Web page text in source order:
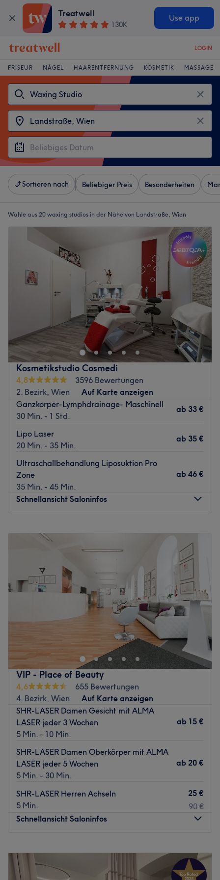
Treatwell
130K
Use app
LOGIN
FRISEUR NÄGEL HAARENTFERNUNG KOSMETIK MASSAGE
Sortieren nach Beliebiger Preis Besonderheiten
Wähle aus 20 waxing studios in der Nähe von Landstraße, Wien
Kosmetikstudio Cosmedi
4,8
3596 Bewertungen
2. Bezirk, Wien
Auf Karte anzeigen
Ganzkörper-Lymphdrainage- Maschinell
30 Min. - 1 Std.
ab 33 €
Lipo Laser
20 Min. - 35 Min.
ab 35 €
Ultraschallbehandlung Liposuktion Pro
Zone
35 Min. - 45 Min.
ab 46 €
Schnellansicht Saloninfos
Dienstag
19:00
19:00
Freitag
10:00
19:00
Samstag
09:00
19:00
10:00–20:00
Augenaufschlag à la Hollywood Stars? Oder seidig
glatte Haut? Dann sind Sie im Kosmetikstudio Cosmedi in
Wien genau richtig. Hier erhalten Sie professionelle
Wimpernverlängerungen und Haarentfernung mittels
Warmwachs.
Im 2. Bezirk werden Sie in einem freundlichen Ambiente
von dem qualifizierten Mitarbeiterteam empfangen. Eine
Wimpernverlängerung verleiht Ihrem Gesicht intensive
Ausdruckskraft und erspart Ihnen das morgendliche
Wimperntuschen. Ob eine ganz natürliche Verdichtung,
ein Mascara Look oder eben der berühmte Hollywood
Look - dank einer Wimpernverlängerung der Lash-
Expertinnen sehen Sie in jeder Lebenslage gut aus. Das
Haarentfernung durch Harzen an, wodurch störende
Härchen mit der Wurzel entfernt werden, sodass Sie bis
zu 3 Wochen Haarfreiheit genießen können.
Termin noch heute online auf Treatwell!
Zurück zur Salonansicht
VIP - Place of Beauty
4,6
655 Bewertungen
4. Bezirk, Wien
Auf Karte anzeigen
SHR-LASER Damen Gesicht mit ALMA
LASER jeder 3 Wochen
5 Min. - 10 Min.
ab 15 €
SHR-LASER Damen Oberkörper mit ALMA
LASER jeder 5 Wochen
5 Min. - 30 Min.
ab 20 €
SHR-LASER Herren Achseln
5 Min.
25 €
90 €
Schnellansicht Saloninfos
08:30
19:30
Mittwoch
19:30